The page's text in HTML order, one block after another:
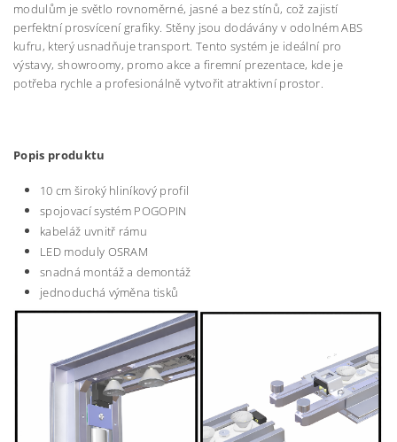
modulům je světlo rovnoměrné, jasné a bez stínů, což zajistí
perfektní prosvícení grafiky. Stěny jsou dodávány v odolném ABS
kufru, který usnadňuje transport. Tento systém je ideální pro
výstavy, showroomy, promo akce a firemní prezentace, kde je
potřeba rychle a profesionálně vytvořit atraktivní prostor.
Popis produktu
10 cm široký hliníkový profil
spojovací systém POGOPIN
kabeláž uvnitř rámu
LED moduly OSRAM
snadná montáž a demontáž
jednoduchá výměna tisků